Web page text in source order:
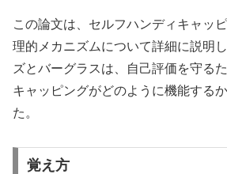
この論文は、セルフハンディキャッ
理的メカニズムについて詳細に説明
ズとバーグラスは、自己評価を守る
キャッピングがどのように機能する
た。
覚え方